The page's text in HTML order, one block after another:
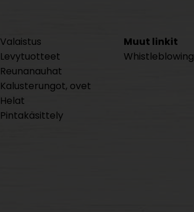
Valaistus
Levytuotteet
Reunanauhat
Kalusterungot, ovet
Helat
Pintakäsittely
Muut linkit
Whistleblowing